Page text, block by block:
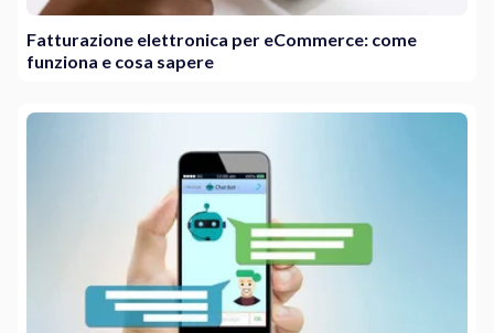
Fatturazione elettronica per eCommerce: come
funziona e cosa sapere